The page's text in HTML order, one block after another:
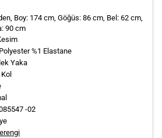
Boy: 174 cm, Göğüs: 86 cm, Bel: 62 cm,
90 cm
%1 Elastane
Yaka
-02